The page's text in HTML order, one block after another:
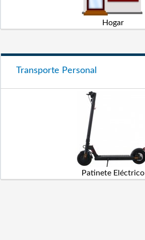
Hogar
Transporte Personal
Patinete Eléctrico